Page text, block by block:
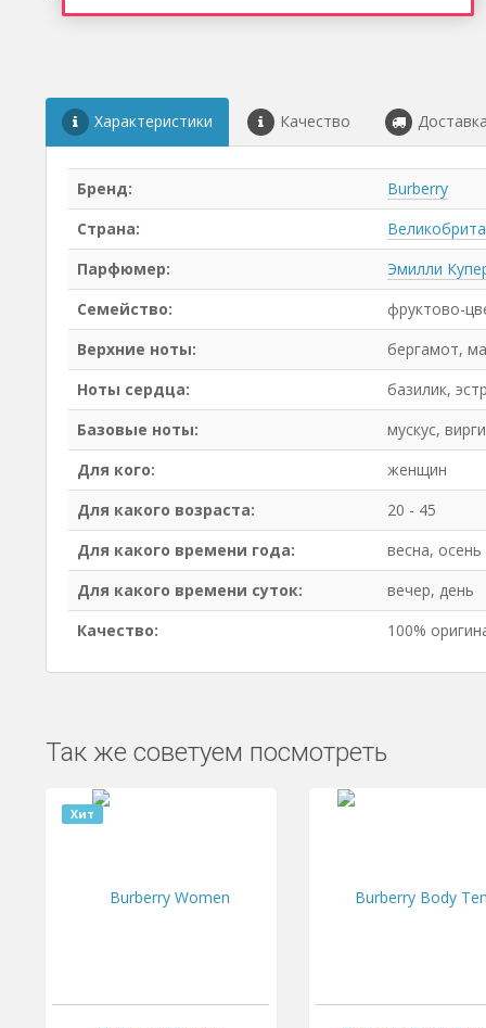
Характеристики Качество
Бренд:
Burberry
Страна:
Парфюмер:
Эмилли
Семейство:
фруктово-
Верхние ноты:
бергамот,
Ноты сердца:
базилик,
Базовые ноты:
мускус,
Для кого:
женщин
Для какого возраста:
20 - 45
Для какого времени года:
весна, осень
Для какого времени суток:
вечер, день
Качество:
100%
Так же советуем посмотреть
Хит